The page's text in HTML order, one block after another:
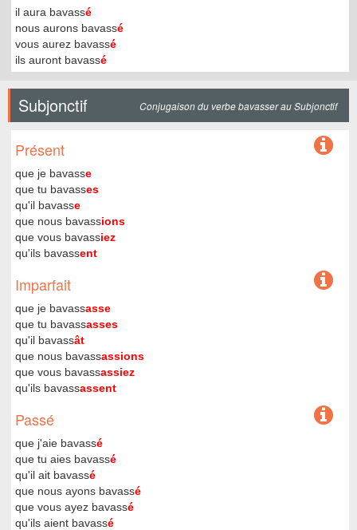
il aura bavassé
nous aurons bavassé
vous aurez bavassé
ils auront bavassé
Subjonctif Conjugaison du verbe bavasser au Subjonctif
Présent
que je bavasse
que tu bavasses
qu'il bavasse
que nous bavassions
que vous bavassiez
qu'ils bavassent
Imparfait
que je bavassasse
que tu bavassasses
qu'il bavassât
que nous bavassassions
que vous bavassassiez
qu'ils bavassassent
Passé
que j'aie bavassé
que tu aies bavassé
qu'il ait bavassé
que nous ayons bavassé
que vous ayez bavassé
qu'ils aient bavassé